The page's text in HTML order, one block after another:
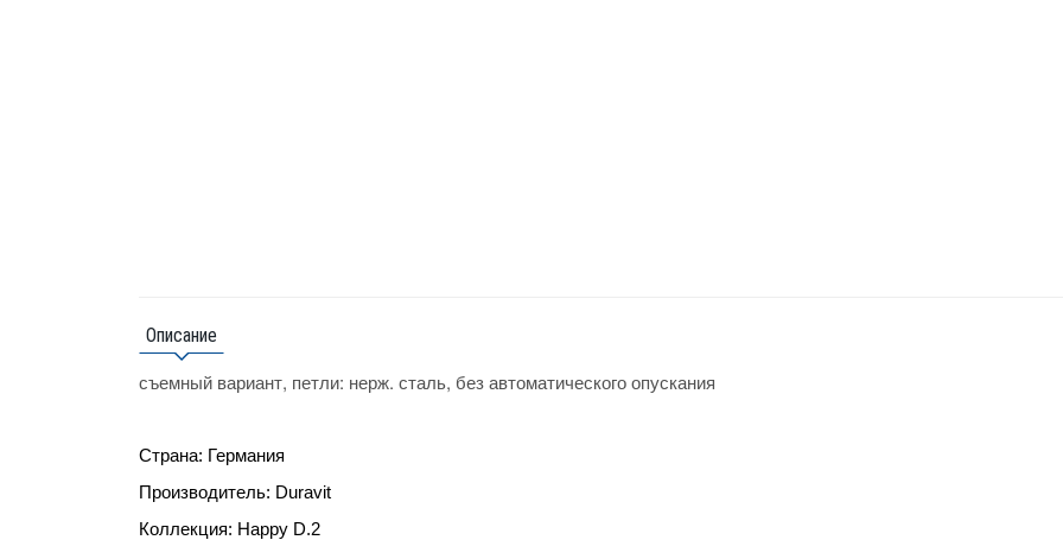
Описание
съемный вариант, петли: нерж. сталь, без автоматического опускания
Страна: Германия
Производитель: Duravit
Коллекция: Happy D.2